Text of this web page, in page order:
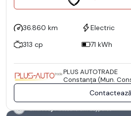
36.860 km Electric
313 cp
71 kWh
PLUS AUTOTRADE
Constanţa (Mun.
Contactează